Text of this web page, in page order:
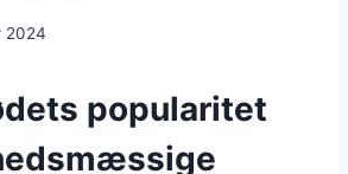
2024
popularitet